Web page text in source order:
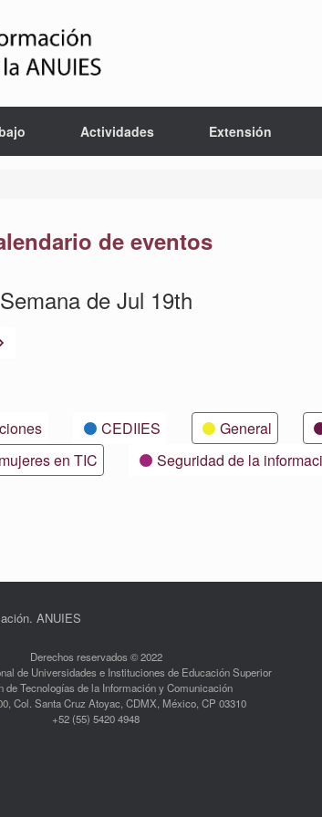
Actividades Extensión
de eventos
Semana de Jul 19th
CEDIIES General
en TIC Seguridad de la
ANUIES
Derechos reservados © 2022
de Universidades e Instituciones de Educación Superior
de Tecnologías de la Información y Comunicación
Col. Santa Cruz Atoyac, CDMX, México, CP 03310
+52 (55) 5420 4948